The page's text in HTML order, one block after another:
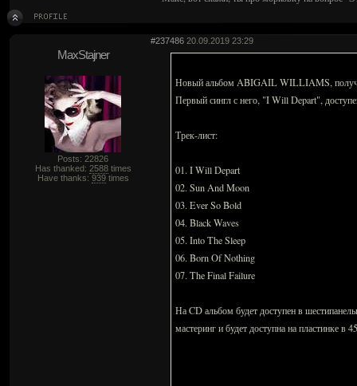
#237486 20.09.2019 23:29
MaxStajner
Posts: 22826
Has thanked: 2588times
Have thanks: 939times
Новый альбом ABIGAIL WILLIAMS,
Первый сингл с него, "I Will Depart",
Трек-лист:
01. I Will Depart
02. Sun And Moon
03. Ever So Bold
04. Black Waves
05. Into The Sleep
06. Born Of Nothing
07. The Final Failure
На CD альбом будет доступен в
мастеринг и будет доступна на пластинке в